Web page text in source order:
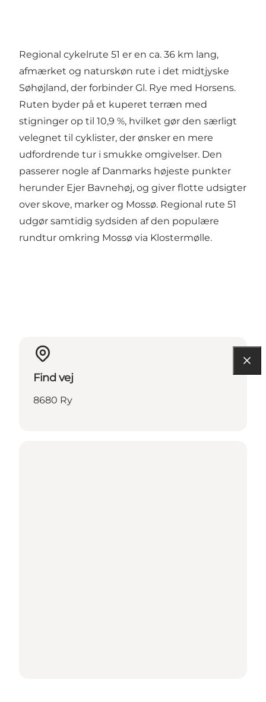
Regional cykelrute 51 er en ca. 36 km lang,
afmærket og naturskøn rute i det midtjyske
Søhøjland, der forbinder Gl. Rye med Horsens.
Ruten byder på et kuperet terræn med
stigninger op til 10,9 %, hvilket gør den særligt
velegnet til cyklister, der ønsker en mere
udfordrende tur i smukke omgivelser. Den
passerer nogle af Danmarks højeste punkter
herunder Ejer Bavnehøj, og giver flotte udsigter
over skove, marker og Mossø. Regional rute 51
udgør samtidig sydsiden af den populære
rundtur omkring Mossø via Klostermølle.
Find vej
8680 Ry